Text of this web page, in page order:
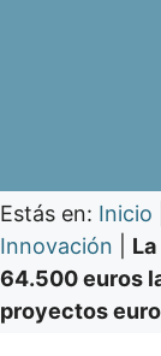
Estás en: Inicio
Innovación
64.500 euros
proyectos